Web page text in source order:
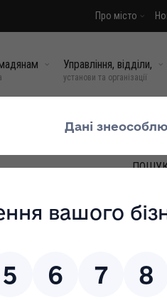
Про місто
Управління, відділи,
установи та організації
МИ У